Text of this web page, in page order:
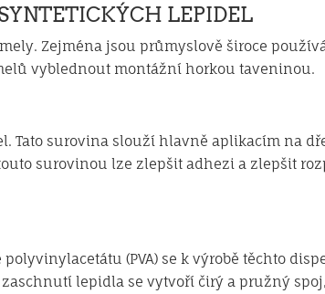
LEPIDEL
Zejména jsou průmyslově široce
vyblednout montážní horkou taveninou.
Tato surovina slouží hlavně aplikacím na
surovinou lze zlepšit adhezi a zlepšit
(PVA) se k výrobě těchto
zaschnutí lepidla se vytvoří čirý a pružný